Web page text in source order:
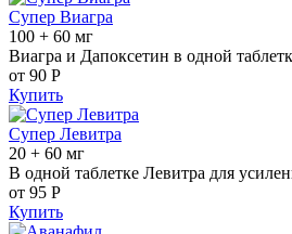
Супер Виагра
100 + 60 мг
Виагра и Дапоксетин в одной
от 90 Р
Купить
Супер Левитра
20 + 60 мг
В одной таблетке Левитра для
от 95 Р
Купить